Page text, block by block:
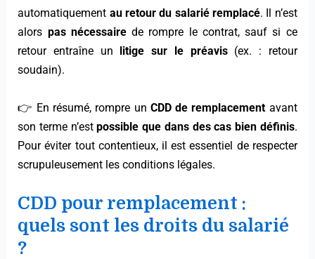
automatiquement au retour du salarié remplacé. Il n’est
alors pas nécessairede rompre le contrat, sauf si ce
retour entraîne un
litige sur le préavis(ex. : retour
soudain).
👉 En résumé, rompre un CDD de remplacementavant
son terme n’estpossible que dans des cas bien définis.
Pour éviter tout contentieux, il est essentiel de respecter
scrupuleusement les conditions légales.
CDD pour remplacement :
quels sont les droits du salarié
?